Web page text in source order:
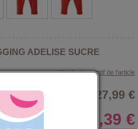
ADELISE SUCRE
> Voir le descriptif de l'article
27,99 €
22,39 €